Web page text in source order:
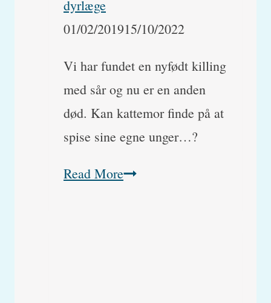
dyrlæge
01/02/201915/10/2022
Vi har fundet en nyfødt killing
med sår og nu er en anden
død. Kan kattemor finde på at
spise sine egne unger…?
Read MoreDræber